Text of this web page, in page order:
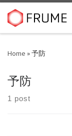
Skip to content
Home »予防
予防
1 post